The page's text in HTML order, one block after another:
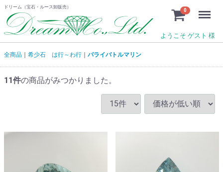
ドリーム（宝石・ルース卸販売）
0
ようこそ ゲスト 様
Menu
全商品 希少石 は行～わ行 パライバトルマリン
11件の商品がみつかりました。